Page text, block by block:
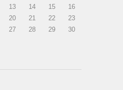
13 14 15
16
20 21 22
23
27 28 29
30